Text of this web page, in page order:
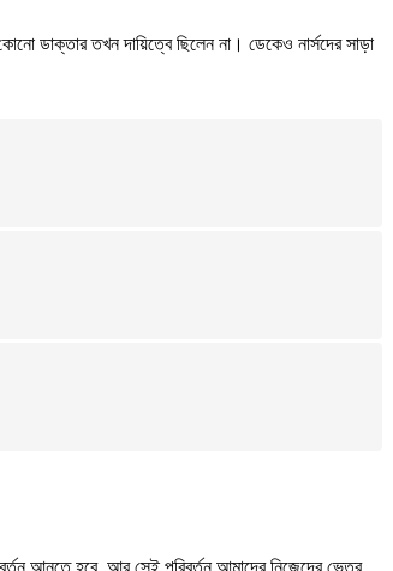
ডাক্তার তখন দায়িত্বে ছিলেন না। ডেকেও নার্সদের সাড়া
আনতে হবে, আর সেই পরিবর্তন আমাদের নিজেদের ভেতর